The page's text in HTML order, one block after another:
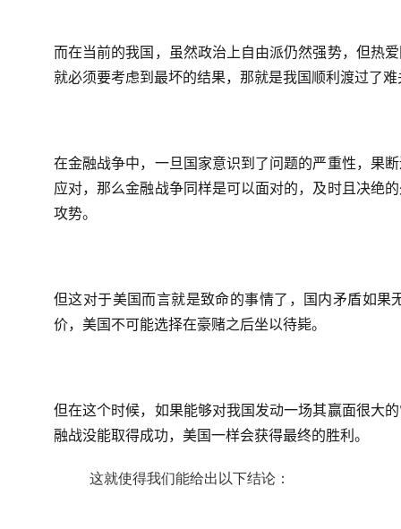
而在当前的我国，虽然政治上自由派仍然强势，但热
就必须要考虑到最坏的结果，那就是我国顺利渡过了难
在金融战争中，一旦国家意识到了问题的严重性，果
应对，那么金融战争同样是可以面对的，及时且决绝
攻势。
但这对于美国而言就是致命的事情了，国内矛盾如
价，美国不可能选择在豪赌之后坐以待毙。
但在这个时候，如果能够对我国发动一场其赢面很大
融战没能取得成功，美国一样会获得最终的胜利。
这就使得我们能给出以下结论：